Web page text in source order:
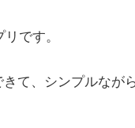
です。
て、シンプルなが